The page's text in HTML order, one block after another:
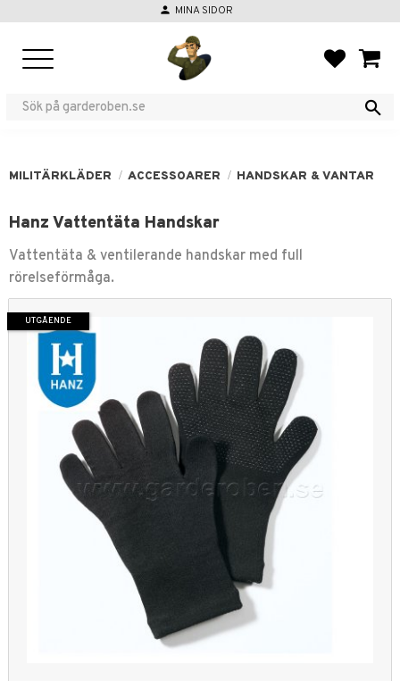
person MINA SIDOR
MILITÄRKLÄDER ACCESSOARER HANDSKAR & VANTAR
Hanz Vattentäta Handskar
Vattentäta & ventilerande handskar med full
rörelseförmåga.
UTGÅENDE